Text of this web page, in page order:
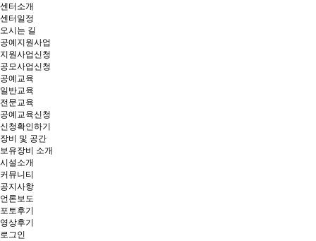
센터소개
센터일정
오시는 길
공예지원사업
지원사업신청
공모사업신청
공예교육
일반교육
전문교육
공예교육신청
신청확인하기
장비 및 공간
보유장비 소개
시설소개
커뮤니티
공지사항
언론보도
포토후기
영상후기
로그인